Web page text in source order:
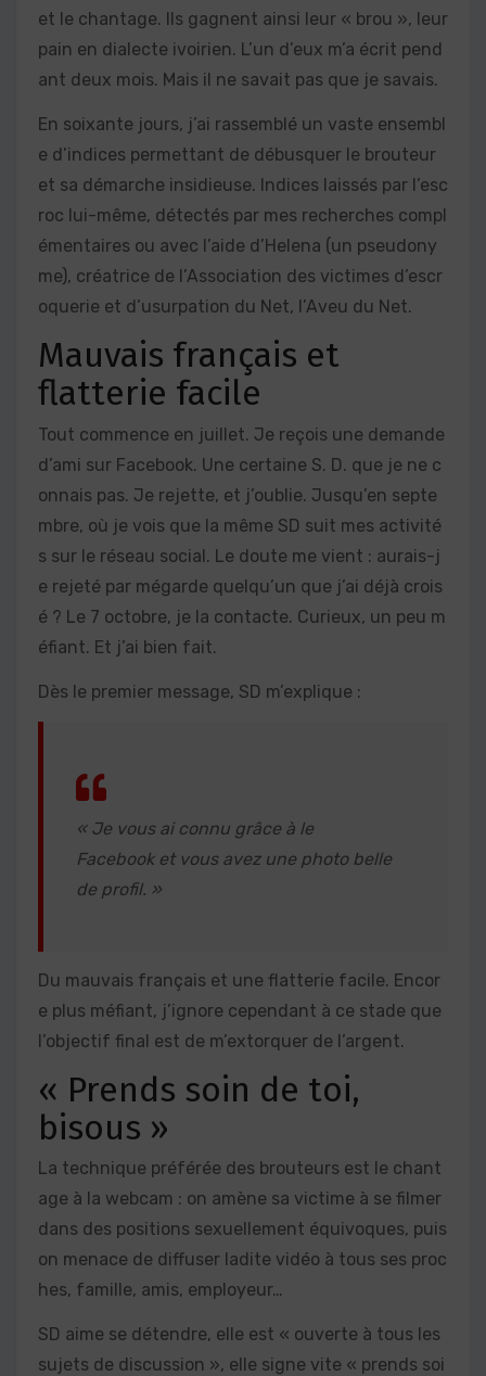
et le chantage. Ils gagnent ainsi leur « brou », leur
pain en dialecte ivoirien. L’un d’eux m’a écrit pend
ant deux mois. Mais il ne savait pas que je savais.
En soixante jours, j’ai rassemblé un vaste ensembl
e d’indices permettant de débusquer le brouteur
et sa démarche insidieuse. Indices laissés par l’esc
roc lui-même, détectés par mes recherches compl
émentaires ou avec l’aide d’Helena (un pseudony
me), créatrice de l’Association des victimes d’escr
oquerie et d’usurpation du Net, l’Aveu du Net.
Mauvais français et
flatterie facile
Tout commence en juillet. Je reçois une demande
d’ami sur Facebook. Une certaine S. D. que je ne c
onnais pas. Je rejette, et j’oublie. Jusqu’en septe
mbre, où je vois que la même SD suit mes activité
s sur le réseau social. Le doute me vient : aurais-j
e rejeté par mégarde quelqu’un que j’ai déjà crois
é ? Le 7 octobre, je la contacte. Curieux, un peu m
éfiant. Et j’ai bien fait.
Dès le premier message, SD m’explique :
« Je vous ai connu grâce à le
Facebook et vous avez une photo belle
de profil. »
Du mauvais français et une flatterie facile. Encor
e plus méfiant, j’ignore cependant à ce stade que
l’objectif final est de m’extorquer de l’argent.
« Prends soin de toi,
bisous »
La technique préférée des brouteurs est le chant
age à la webcam : on amène sa victime à se filmer
dans des positions sexuellement équivoques, puis
on menace de diffuser ladite vidéo à tous ses proc
hes, famille, amis, employeur…
SD aime se détendre, elle est « ouverte à tous les
sujets de discussion », elle signe vite « prends soi